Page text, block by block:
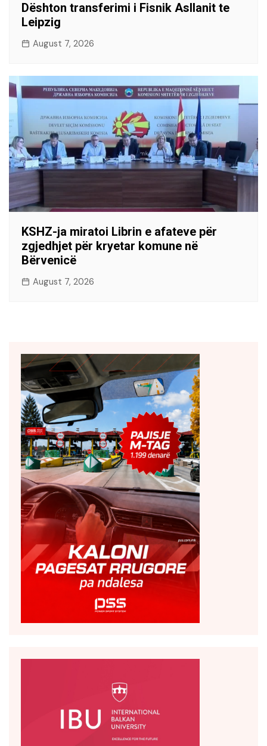
Dështon transferimi i Fisnik Asllanit te
Leipzig
August 7, 2026
KSHZ-ja miratoi Librin e afateve për
zgjedhjet për kryetar komune në
Bërvenicë
August 7, 2026